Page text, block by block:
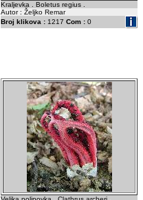
Kraljevka . Boletus regius .
Autor : Željko Remar
Broj klikova : 1217 Com : 0